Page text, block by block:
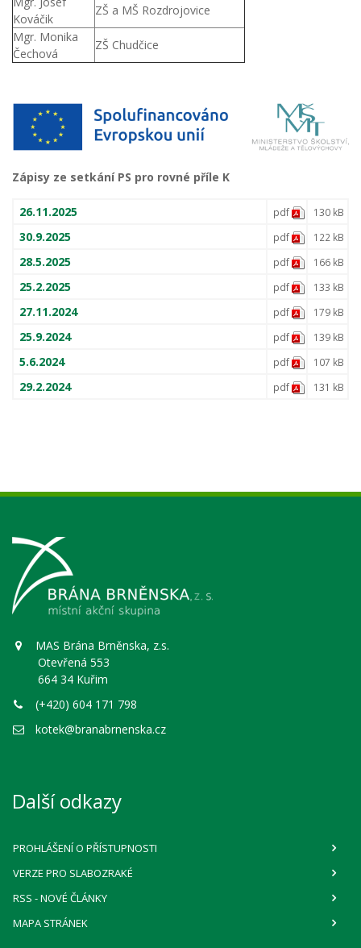
Kováčik
ZŠ a MŠ Rozdrojovice
Mgr. Monika
Čechová
ZŠ Chudčice
Zápisy ze setkání PS pro rovné příle K
26.11.2025 pdf 130 kB
30.9.2025 pdf 122 kB
28.5.2025 pdf 166 kB
25.2.2025 pdf 133 kB
27.11.2024 pdf 179 kB
25.9.2024 pdf 139 kB
5.6.2024 pdf 107 kB
29.2.2024 pdf 131 kB
MAS Brána Brněnska, z.s.
Otevřená 553
664 34 Kuřim
(+420) 604 171 798
kotek@branabrnenska.cz
Další odkazy
PROHLÁŠENÍ O PŘÍSTUPNOSTI
VERZE PRO SLABOZRAKÉ
RSS - NOVÉ ČLÁNKY
MAPA STRÁNEK